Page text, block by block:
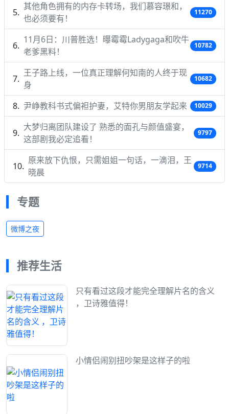
其他角色拥有的内存卡转场，我们慕容璟和，
也必须要有！
11270
11月6日：川普胜选！曝霉霉Ladygaga和吹牛
老爹黑料！
10782
王子路上线，一位真正理解何知南的人终于现
身
10682
尹峥教科书式偏袒护妻，艾特你男朋友学起来 10029
大梦归离团队建设了 熟悉的面孔与颜值盛宴，
这部剧我必定追看！
9797
原来放下仇恨，只需姐姐一句话，一滴泪，王
晓晨
9714
专题
微博之夜
推荐生活
只有看过这段才能完全理解片名的含义
，卫诗雅值得！
小情侣闹别扭吵架是这样子的啦